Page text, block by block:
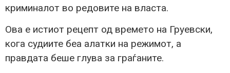
криминалот во редовите на власта.
Ова е истиот рецепт од времето на Груевски,
кога судиите беа алатки на режимот, а
правдата беше глува за граѓаните.